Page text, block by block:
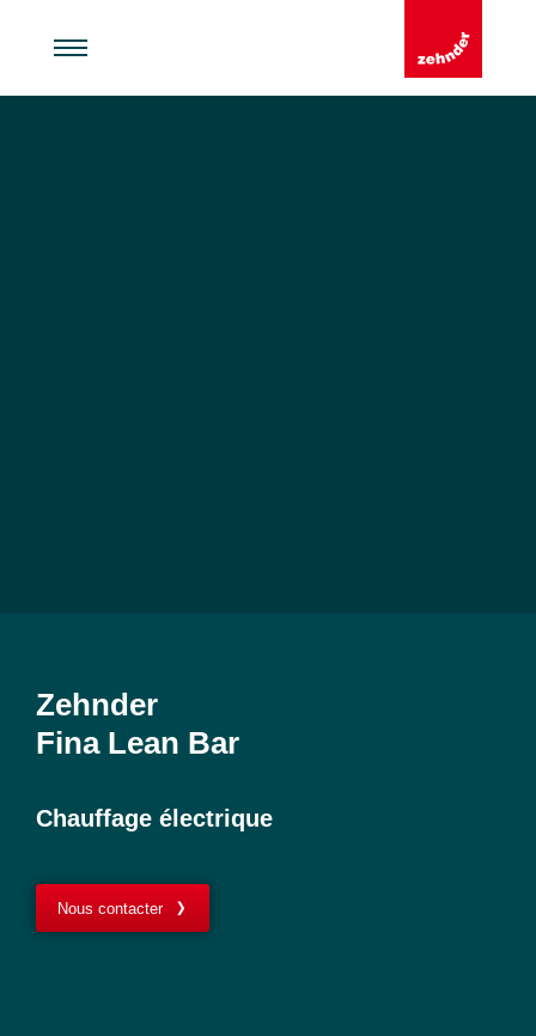
Zehnder
Fina Lean Bar
Chauffage électrique
Nous contacter